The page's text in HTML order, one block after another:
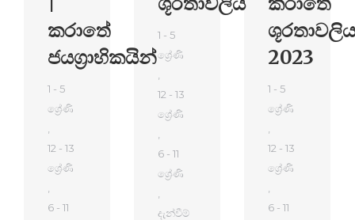
කරාතේ
ජයග්‍රාහිකයින්
1 - 5
ශ්‍රේණි
12 - 13
ශ්‍රේණි
6 - 11
1 - 5
ශ්‍රේණි
12 - 13
ශ්‍රේණි
6 - 11
ශ්‍රේණි
දැන්වීම්
ශූරතාවලිය
2023
1 - 5
ශ්‍රේණි
12 - 13
ශ්‍රේණි
6 - 11